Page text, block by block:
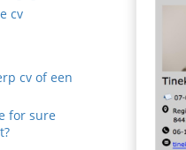
cv
cv of een
for sure